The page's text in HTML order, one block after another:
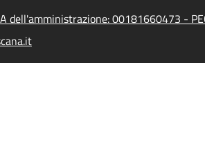
dell'amministrazione: 00181660473 -